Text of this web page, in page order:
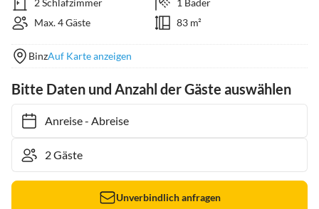
2 Schlafzimmer
1 Bäder
Max. 4 Gäste
83 m²
BinzAuf Karte anzeigen
Bitte Daten und Anzahl der Gäste auswählen
Anreise- Abreise
Unverbindlich anfragen